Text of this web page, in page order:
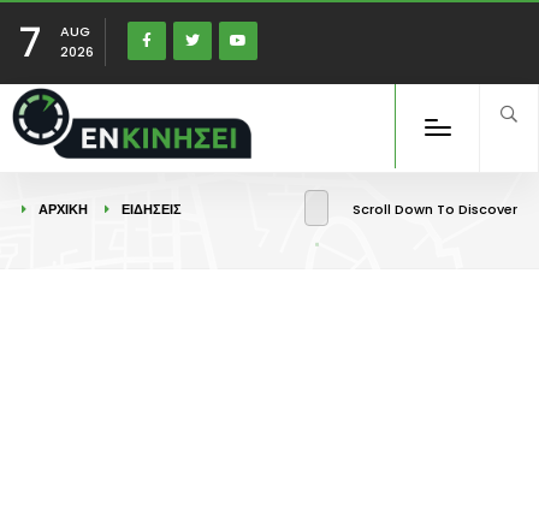
7
AUG
2026
ΑΡΧΙΚΉ ΕΙΔΉΣΕΙΣ Scroll Down To Discover